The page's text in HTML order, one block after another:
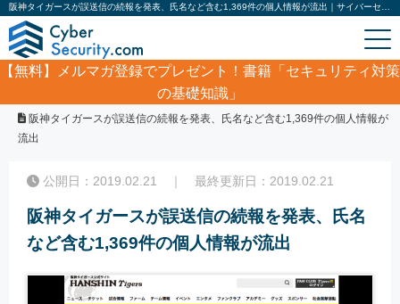
【無料】
メルマガ登録でプレゼント！書籍「セキュリティ対策
の基礎知識」
サイバーセキュリティ・情報漏洩ニュース
阪神タイガースが誤送信の続報を発表、氏名など含む1,369件の個人情報が
流出
公開日：2019.02.21 ｜ 最終更新日：2019.02.21
阪神タイガースが誤送信の続報を発表、氏名
など含む1,369件の個人情報が流出